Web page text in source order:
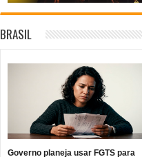
BRASIL
Governo planeja usar FGTS para